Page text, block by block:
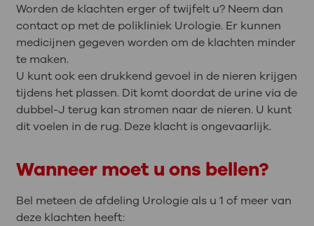
Worden de klachten erger of twijfelt u? Neem dan
contact op met de polikliniek Urologie. Er kunnen
medicijnen gegeven worden om de klachten minder
te maken.
U kunt ook een drukkend gevoel in de nieren krijgen
tijdens het plassen. Dit komt doordat de urine via de
dubbel-J terug kan stromen naar de nieren. U kunt
dit voelen in de rug. Deze klacht is ongevaarlijk.
Wanneer moet u ons bellen?
Bel meteen de afdeling Urologie als u 1 of meer van
deze klachten heeft: